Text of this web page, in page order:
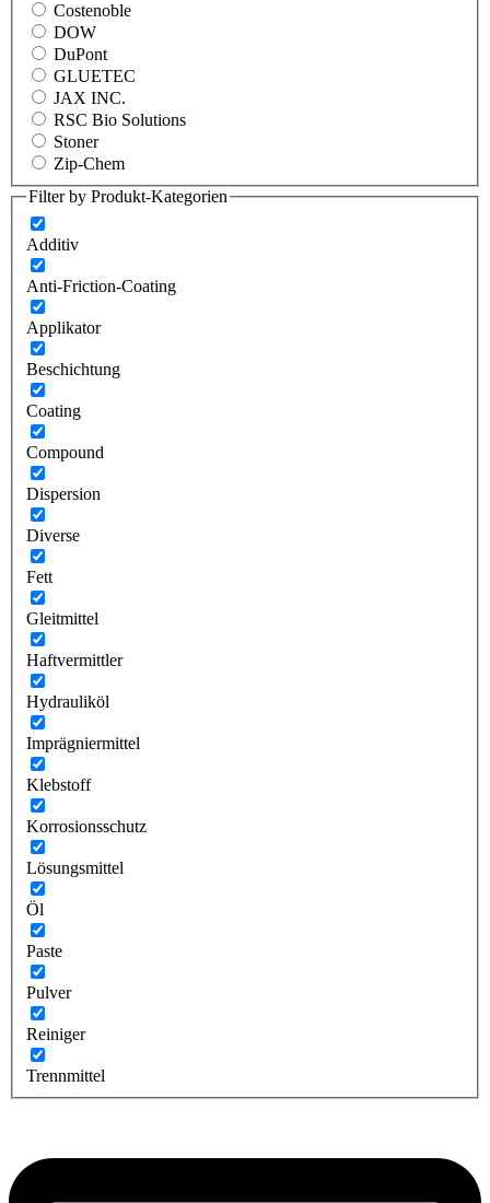
Costenoble
DOW
DuPont
GLUETEC
JAX INC.
RSC Bio Solutions
Stoner
Zip-Chem
Filter by Produkt-Kategorien
Additiv
Anti-Friction-Coating
Applikator
Beschichtung
Coating
Compound
Dispersion
Diverse
Fett
Gleitmittel
Haftvermittler
Hydrauliköl
Imprägniermittel
Klebstoff
Korrosionsschutz
Lösungsmittel
Öl
Paste
Pulver
Reiniger
Trennmittel